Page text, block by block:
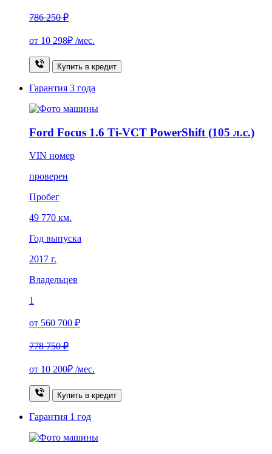
786 250 ₽
от 10 298₽ /мес.
Купить в кредит
Гарантия 3 года
Ford Focus 1.6 Ti-VCT PowerShift (105 л.с.)
VIN номер
проверен
Пробег
49 770 км.
Год выпуска
2017 г.
Владельцев
1
от 560 700 ₽
778 750 ₽
от 10 200₽ /мес.
Купить в кредит
Гарантия 1 год